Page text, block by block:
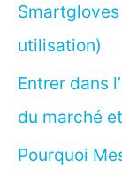
utilisation)
Entrer dans
du marché
Pourquoi